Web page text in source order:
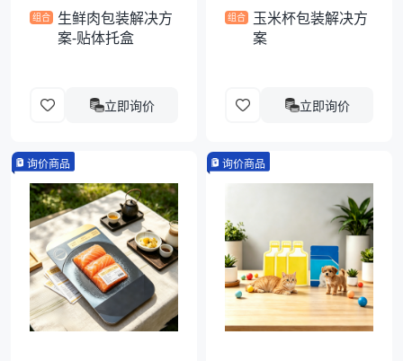
组合 生鲜肉包装解决方
案-贴体托盒
立即询价
组合 玉米杯包装解决方
案
立即询价
询价商品 询价商品